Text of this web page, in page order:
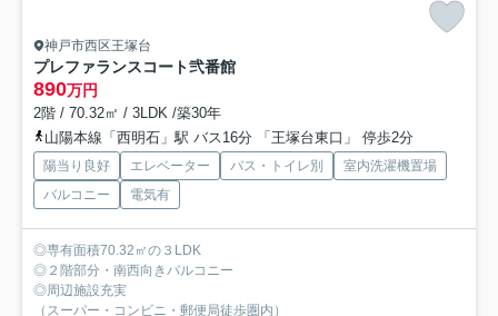
神戸市西区王塚台
プレファランスコート弐番館
890万円
2階 / 70.32㎡ / 3LDK /築30年
山陽本線「西明石」駅 バス16分 「王塚台東口」 停歩2分
陽当り良好 エレベーター バス・トイレ別
室内洗濯機置場
バルコニー
電気有
◎専有面積70.32㎡の３LDK
◎２階部分・南西向きバルコニー
◎周辺施設充実
（スーパー・コンビニ・郵便局徒歩圏内）